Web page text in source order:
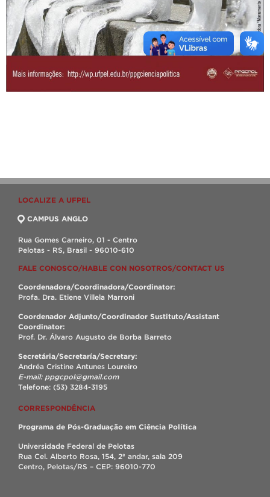
LOCALIZE A UFPEL
CAMPUS ANGLO
Rua Gomes Carneiro, 01 - Centro
Pelotas - RS, Brasil - 96010-610
FALE CONOSCO/HABLE CON NOSOTROS/CONTACT US
Coordenadora/Coordinadora/Coordinator:
Profa. Dra. Etiene Villela Marroni
Coordenador Adjunto/Coordinador Sustituto/Assistant
Coordinator:
Prof. Dr. Álvaro Augusto de Borba Barreto
Secretária/Secretaría/Secretary:
Andréa Cristine Antunes Loureiro
E-mail: ppgcpol@gmail.com
Telefone: (53) 3284-3195
CORRESPONDÊNCIA
Programa de Pós-Graduação em Ciência Política
Universidade Federal de Pelotas
Rua Cel. Alberto Rosa, 154, 2º andar, sala 209
Centro, Pelotas/RS – CEP: 96010-770